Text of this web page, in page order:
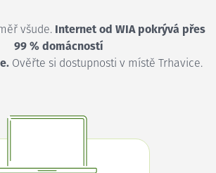
všude. Internet od WIA pokrývá přes
99 % domácností
Ověřte si dostupnosti v místě Trhavice.